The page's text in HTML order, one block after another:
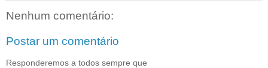
Nenhum comentário:
Postar um comentário
Responderemos a todos sempre que